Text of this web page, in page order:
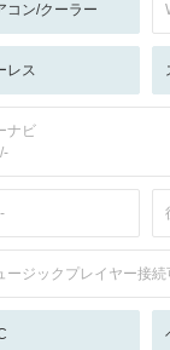
コン/クーラー
レス
ナビ
ージックプレイヤー接続